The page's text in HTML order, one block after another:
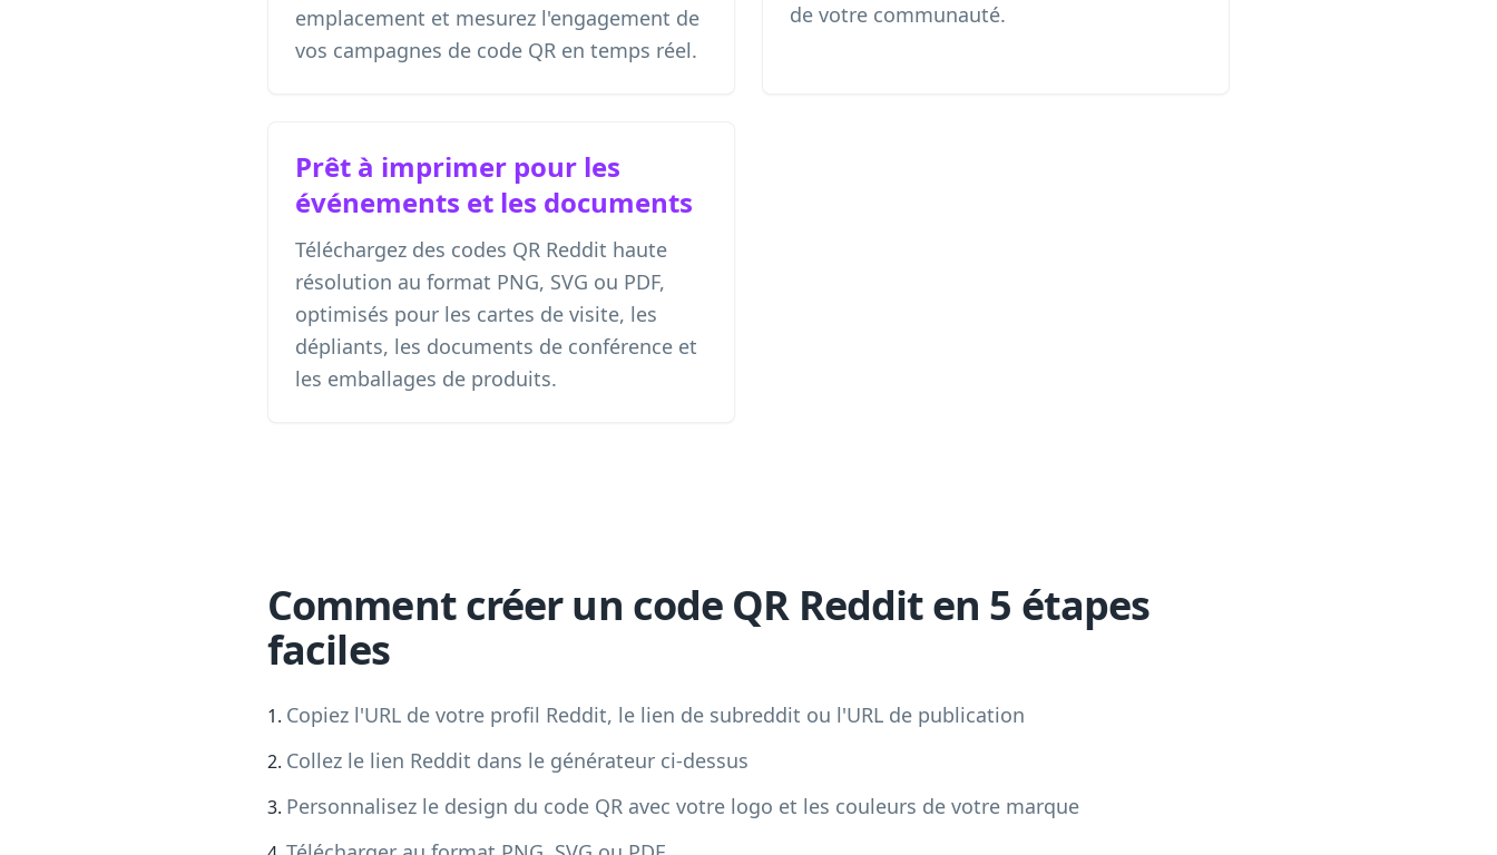
emplacement et mesurez l'engagement de
vos campagnes de code QR en temps réel.
de votre communauté.
Prêt à imprimer pour les
événements et les documents
Téléchargez des codes QR Reddit haute
résolution au format PNG, SVG ou PDF,
optimisés pour les cartes de visite, les
dépliants, les documents de conférence et
les emballages de produits.
Comment créer un code QR Reddit en 5 étapes
faciles
Copiez l'URL de votre profil Reddit, le lien de subreddit ou l'URL de publication
Collez le lien Reddit dans le générateur ci-dessus
Personnalisez le design du code QR avec votre logo et les couleurs de votre marque